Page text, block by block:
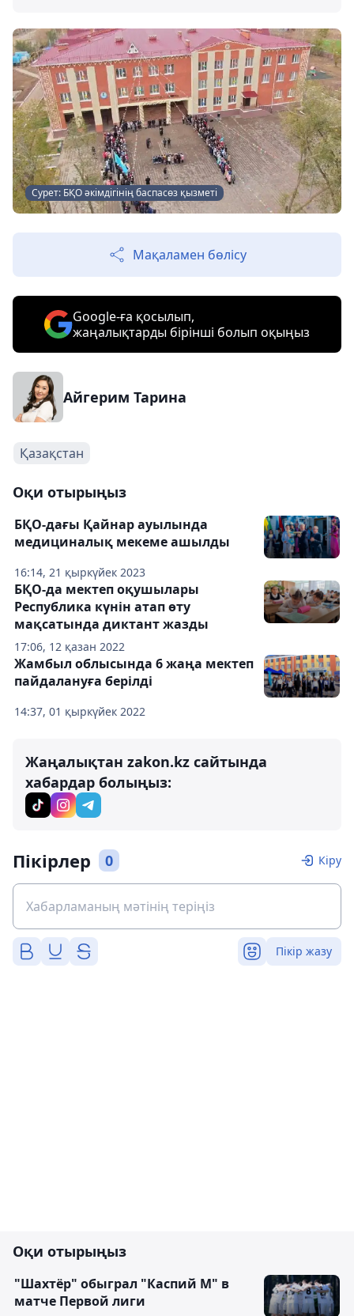
Сурет: БҚО әкімдігінің баспасөз қызметі
Мақаламен бөлісу
Google-ға қосылып,
жаңалықтарды бірінші болып оқыңыз
Айгерим Тарина
Қазақстан
Оқи отырыңыз
16:14, 21 қыркүйек 2023
БҚО-дағы Қайнар ауылында
медициналық мекеме ашылды
17:06, 12 қазан 2022
БҚО-да мектеп оқушылары
Республика күнін атап өту
мақсатында диктант жазды
14:37, 01 қыркүйек 2022
Жамбыл облысында 6 жаңа мектеп
пайдалануға берілді
Жаңалықтан zakon.kz сайтында
хабардар болыңыз:
Пікірлер 0 Кіру
Пікір жазу
Оқи отырыңыз
"Шахтёр" обыграл "Каспий М" в
матче Первой лиги